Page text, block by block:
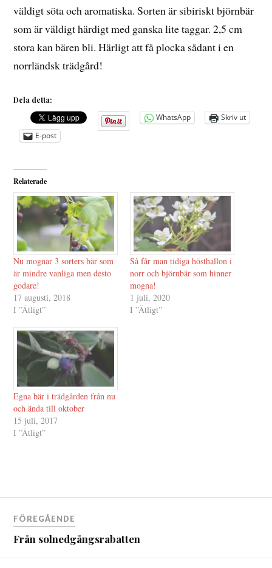
väldigt söta och aromatiska. Sorten är sibiriskt björnbär
som är väldigt härdigt med ganska lite taggar. 2,5 cm
stora kan bären bli. Härligt att få plocka sådant i en
norrländsk trädgård!
Dela detta:
WhatsApp
Skriv ut
E-post
Relaterade
Nu mognar 3 sorters bär som
är mindre vanliga men desto
godare!
17 augusti, 2018
I ”Ätligt”
Så får man tidiga hösthallon i
norr och björnbär som hinner
mogna!
1 juli, 2020
I ”Ätligt”
Egna bär i trädgården från nu
och ända till oktober
15 juli, 2017
I ”Ätligt”
Inläggsnavigering
FÖREGÅENDE
Från solnedgångsrabatten